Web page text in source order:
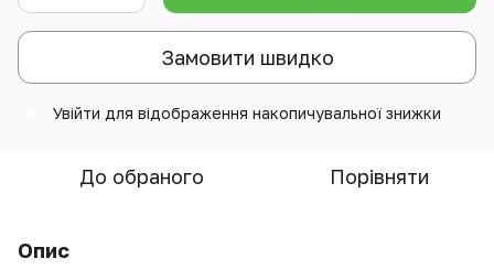
Замовити швидко
Увійти для відображення накопичувальної знижки
До обраного Порівняти
Опис